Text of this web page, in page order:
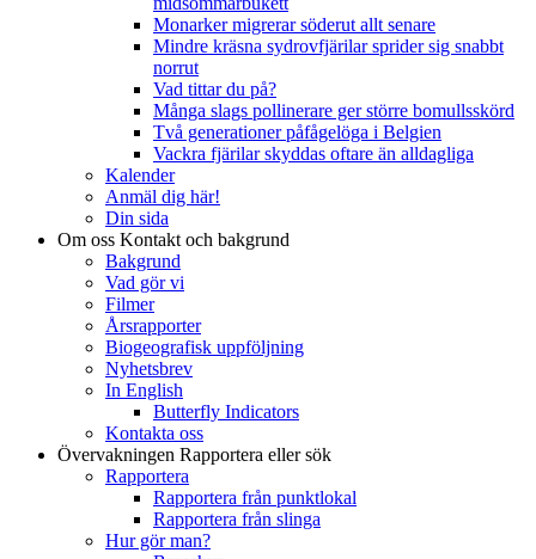
Monarker migrerar söderut allt senare
Mindre kräsna sydrovfjärilar sprider sig snabbt
norrut
Vad tittar du på?
Många slags pollinerare ger större bomullsskörd
Två generationer påfågelöga i Belgien
Vackra fjärilar skyddas oftare än alldagliga
Kalender
Anmäl dig här!
Din sida
Om oss Kontakt och bakgrund
Bakgrund
Vad gör vi
Filmer
Årsrapporter
Biogeografisk uppföljning
Nyhetsbrev
In English
Butterfly Indicators
Kontakta oss
Övervakningen Rapportera eller sök
Rapportera
Rapportera från punktlokal
Rapportera från slinga
Hur gör man?